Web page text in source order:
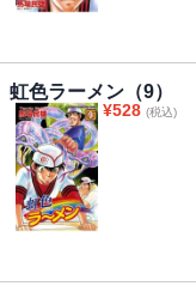
虹色ラーメン（9）
¥528 (税込)